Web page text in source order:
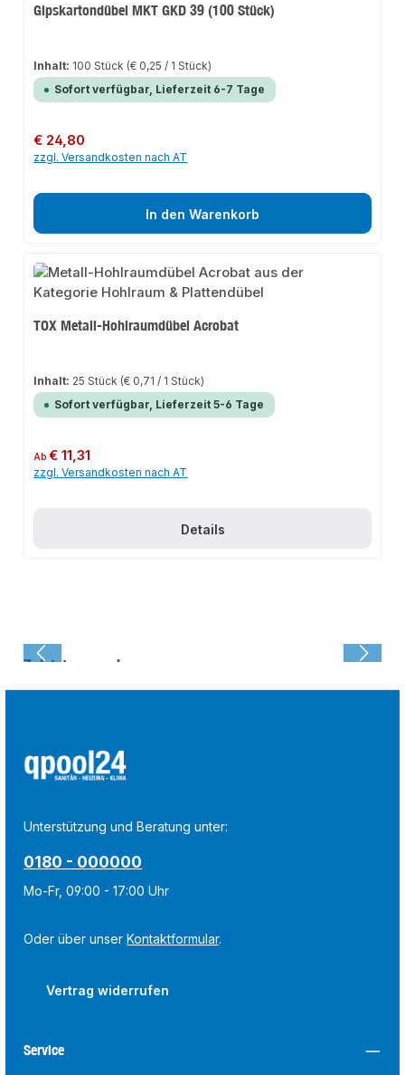
Gipskartondübel MKT GKD 39 (100 Stück)
Inhalt: 100 Stück (€ 0,25 / 1 Stück)
Sofort verfügbar, Lieferzeit 6-7 Tage
Regulärer Preis:
€ 24,80
zzgl. Versandkosten nach AT
In den Warenkorb
TOX Metall-Hohlraumdübel Acrobat
Inhalt: 25 Stück (€ 0,71 / 1 Stück)
Sofort verfügbar, Lieferzeit 5-6 Tage
Regulärer Preis:
Ab€ 11,31
zzgl. Versandkosten nach AT
Details
Zuletzt angesehen:
Unterstützung und Beratung unter:
0180 - 000000
Mo-Fr, 09:00 - 17:00 Uhr
Oder über unserKontaktformular.
Vertrag widerrufen
Service